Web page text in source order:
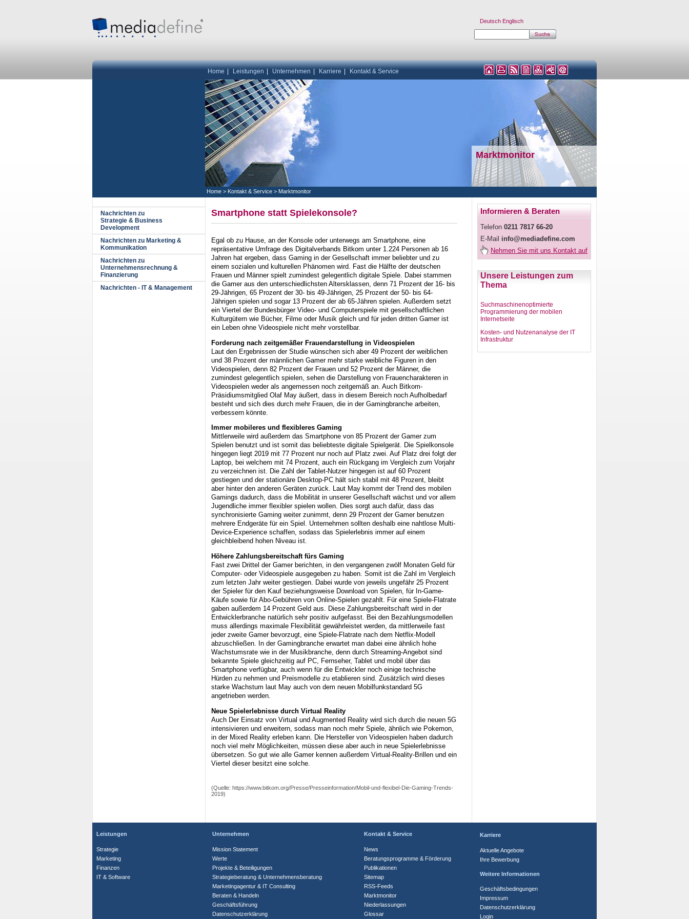
Home Leistungen Unternehmen Karriere Kontakt & Service
Deutsch Englisch
Home > Kontakt & Service > Marktmonitor
Nachrichten zu
Strategie & Business
Development
Nachrichten zu Marketing &
Kommunikation
Nachrichten zu
Unternehmensrechnung &
Finanzierung
Nachrichten - IT & Management
Marktmonitor
Unsere Leistungen zum
Thema
Suchmaschinenoptimierte
Programmierung der mobilen
Internetseite
Kosten- und Nutzenanalyse der IT
Infrastruktur
Smartphone statt Spielekonsole?
Egal ob zu Hause, an der Konsole oder unterwegs am Smartphone, eine
repräsentative Umfrage des Digitalverbands Bitkom unter 1.224 Personen ab 16
Jahren hat ergeben, dass Gaming in der Gesellschaft immer beliebter und zu
einem sozialen und kulturellen Phänomen wird. Fast die Hälfte der deutschen
Frauen und Männer spielt zumindest gelegentlich digitale Spiele. Dabei stammen
die Gamer aus den unterschiedlichsten Altersklassen, denn 71 Prozent der 16- bis
29-Jährigen, 65 Prozent der 30- bis 49-Jährigen, 25 Prozent der 50- bis 64-
Jährigen spielen und sogar 13 Prozent der ab 65-Jähren spielen. Außerdem setzt
ein Viertel der Bundesbürger Video- und Computerspiele mit gesellschaftlichen
Kulturgütern wie Bücher, Filme oder Musik gleich und für jeden dritten Gamer ist
ein Leben ohne Videospiele nicht mehr vorstellbar.
Forderung nach zeitgemäßer Frauendarstellung in Videospielen
Laut den Ergebnissen der Studie wünschen sich aber 49 Prozent der weiblichen
und 38 Prozent der männlichen Gamer mehr starke weibliche Figuren in den
Videospielen, denn 82 Prozent der Frauen und 52 Prozent der Männer, die
zumindest gelegentlich spielen, sehen die Darstellung von Frauencharakteren in
Videospielen weder als angemessen noch zeitgemäß an. Auch Bitkom-
Präsidiumsmitglied Olaf May äußert, dass in diesem Bereich noch Aufholbedarf
besteht und sich dies durch mehr Frauen, die in der Gamingbranche arbeiten,
verbessern könnte.
Immer mobileres und flexibleres Gaming
Mittlerweile wird außerdem das Smartphone von 85 Prozent der Gamer zum
Spielen benutzt und ist somit das beliebteste digitale Spielgerät. Die Spielkonsole
hingegen liegt 2019 mit 77 Prozent nur noch auf Platz zwei. Auf Platz drei folgt der
Laptop, bei welchem mit 74 Prozent, auch ein Rückgang im Vergleich zum Vorjahr
zu verzeichnen ist. Die Zahl der Tablet-Nutzer hingegen ist auf 60 Prozent
gestiegen und der stationäre Desktop-PC hält sich stabil mit 48 Prozent, bleibt
aber hinter den anderen Geräten zurück. Laut May kommt der Trend des mobilen
Gamings dadurch, dass die Mobilität in unserer Gesellschaft wächst und vor allem
Jugendliche immer flexibler spielen wollen. Dies sorgt auch dafür, dass das
synchronisierte Gaming weiter zunimmt, denn 29 Prozent der Gamer benutzen
mehrere Endgeräte für ein Spiel. Unternehmen sollten deshalb eine nahtlose Multi-
Device-Experience schaffen, sodass das Spielerlebnis immer auf einem
gleichbleibend hohen Niveau ist.
Höhere Zahlungsbereitschaft fürs Gaming
Fast zwei Drittel der Gamer berichten, in den vergangenen zwölf Monaten Geld für
Computer- oder Videospiele ausgegeben zu haben. Somit ist die Zahl im Vergleich
zum letzten Jahr weiter gestiegen. Dabei wurde von jeweils ungefähr 25 Prozent
der Spieler für den Kauf beziehungsweise Download von Spielen, für In-Game-
Käufe sowie für Abo-Gebühren von Online-Spielen gezahlt. Für eine Spiele-Flatrate
gaben außerdem 14 Prozent Geld aus. Diese Zahlungsbereitschaft wird in der
Entwicklerbranche natürlich sehr positiv aufgefasst. Bei den Bezahlungsmodellen
muss allerdings maximale Flexibilität gewährleistet werden, da mittlerweile fast
jeder zweite Gamer bevorzugt, eine Spiele-Flatrate nach dem Netflix-Modell
abzuschließen. In der Gamingbranche erwartet man dabei eine ähnlich hohe
Wachstumsrate wie in der Musikbranche, denn durch Streaming-Angebot sind
bekannte Spiele gleichzeitig auf PC, Fernseher, Tablet und mobil über das
Smartphone verfügbar, auch wenn für die Entwickler noch einige technische
Hürden zu nehmen und Preismodelle zu etablieren sind. Zusätzlich wird dieses
starke Wachstum laut May auch von dem neuen Mobilfunkstandard 5G
angetrieben werden.
Neue Spielerlebnisse durch Virtual Reality
Auch Der Einsatz von Virtual und Augmented Reality wird sich durch die neuen 5G
intensivieren und erweitern, sodass man noch mehr Spiele, ähnlich wie Pokemon,
in der Mixed Reality erleben kann. Die Hersteller von Videospielen haben dadurch
noch viel mehr Möglichkeiten, müssen diese aber auch in neue Spielerlebnisse
übersetzen. So gut wie alle Gamer kennen außerdem Virtual-Reality-Brillen und ein
Viertel dieser besitzt eine solche.
(Quelle: https://www.bitkom.org/Presse/Presseinformation/Mobil-und-flexibel-Die-Gaming-Trends-
2019)
Informieren & Beraten
Telefon 0211 7817 66-20
E-Mail info@mediadefine.com
Nehmen Sie mit uns Kontakt auf
Leistungen
Strategie
Marketing
Finanzen
IT & Software
Unternehmen
Mission Statement
Werte
Projekte & Beteiligungen
Strategieberatung & Unternehmensberatung
Marketingagentur & IT Consulting
Beraten & Handeln
Geschäftsführung
Datenschutzerklärung
Kontakt & Service
News
Beratungsprogramme & Förderung
Publikationen
Sitemap
RSS-Feeds
Marktmonitor
Niederlassungen
Glossar
Karriere
Aktuelle Angebote
Ihre Bewerbung
Weitere Informationen
Geschäftsbedingungen
Impressum
Datenschutzerklärung
Login